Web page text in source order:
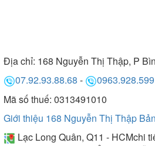
Địa chỉ: 168 Nguyễn Thị Thập, P
07.92.93.88.68 -
0963.928.599
Mã số thuế: 0313491010
Giới thiệu 168 Nguyễn Thị Thập
Lạc Long Quân, Q11 - HCMchi